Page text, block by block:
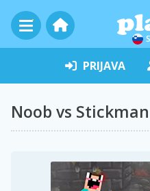
PRIJAVA
Noob vs